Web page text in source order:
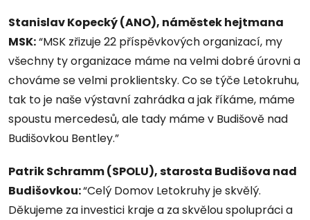
Stanislav Kopecký (ANO), náměstek hejtmana
MSK:“MSK zřizuje 22 příspěvkových organizací, my
všechny ty organizace máme na velmi dobré úrovni a
chováme se velmi proklientsky. Co se týče Letokruhu,
tak to je naše výstavní zahrádka a jak říkáme, máme
spoustu mercedesů, ale tady máme v Budišově nad
Budišovkou Bentley.”
Patrik Schramm (SPOLU), starosta Budišova nad
Budišovkou:“Celý Domov Letokruhy je skvělý.
Děkujeme za investici kraje a za skvělou spolupráci a